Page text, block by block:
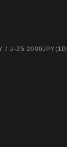
/ U-25